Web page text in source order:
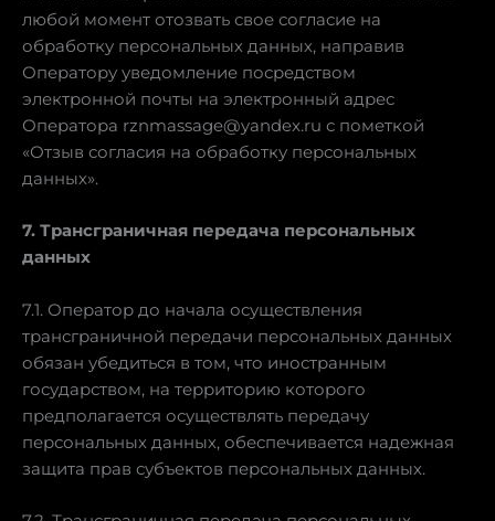
любой момент отозвать свое согласие на
обработку персональных данных, направив
Оператору уведомление посредством
электронной почты на электронный адрес
Оператора rznmassage@yandex.ru с пометкой
«Отзыв согласия на обработку персональных
данных».
7. Трансграничная передача персональных
данных
7.1. Оператор до начала осуществления
трансграничной передачи персональных данных
обязан убедиться в том, что иностранным
государством, на территорию которого
предполагается осуществлять передачу
персональных данных, обеспечивается надежная
защита прав субъектов персональных данных.